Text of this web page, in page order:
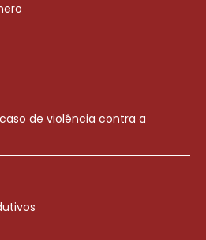
de violência contra a